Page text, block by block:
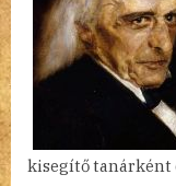
kisegítő tanárként